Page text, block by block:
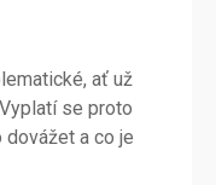
ať už
se proto
a co je